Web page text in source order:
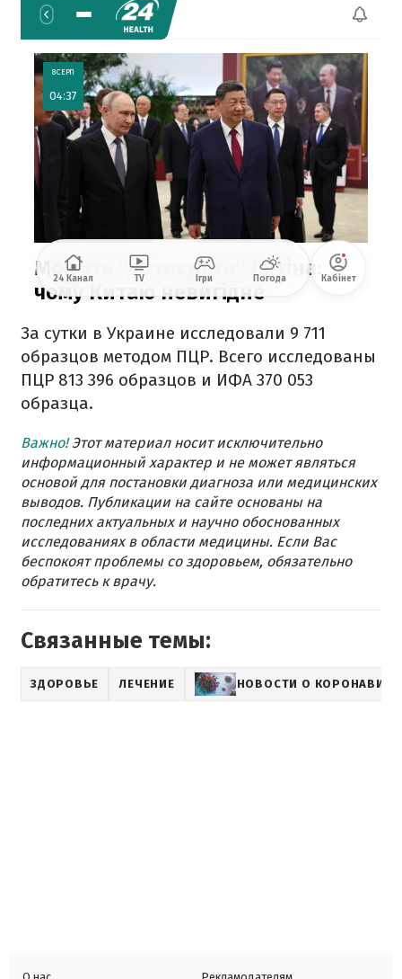
За сутки в Украине исследовали 9 711
образцов методом ПЦР. Всего исследованы
ПЦР 813 396 образцов и ИФА 370 053
образца.
Важно!Этот материал носит исключительно
информационный характер и не может являться
основой для постановки диагноза или медицинских
выводов. Публикации на сайте основаны на
последних актуальных и научно обоснованных
исследованиях в области медицины. Если Вас
беспокоят проблемы со здоровьем, обязательно
обратитесь к врачу.
Связанные темы:
ЗДОРОВЬЕ ЛЕЧЕНИЕ НОВОСТИ О